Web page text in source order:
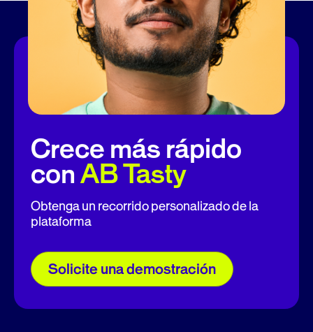
Crece más rápido
conAB Tasty
Obtenga un recorrido personalizado de la
plataforma
Solicite una demostración